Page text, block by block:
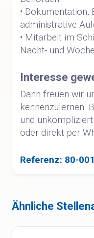
• Dokumentation,
administrative
• Mitarbeit im
Nacht- und
Interesse
Dann freuen wir
kennenzulernen.
und
oder direkt per
Referenz: 80-
Ähnliche